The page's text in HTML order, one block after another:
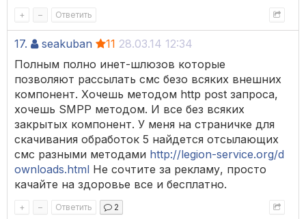
+ – Ответить
17. seakuban 11 28.03.14 12:34
Полным полно инет-шлюзов которые
позволяют рассылать смс безо всяких внешних
компонент. Хочешь методом http post запроса,
хочешь SMPP методом. И все без всяких
закрытых компонент. У меня на страничке для
скачивания обработок 5 найдется отсылающих
смс разными методами http://legion-service.org/d
ownloads.html Не сочтите за рекламу, просто
качайте на здоровье все и бесплатно.
+ – Ответить 2